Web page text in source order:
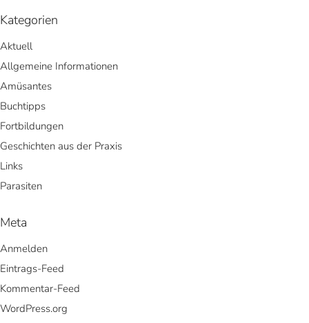
Kategorien
Aktuell
Allgemeine Informationen
Amüsantes
Buchtipps
Fortbildungen
Geschichten aus der Praxis
Links
Parasiten
Meta
Anmelden
Eintrags-Feed
Kommentar-Feed
WordPress.org